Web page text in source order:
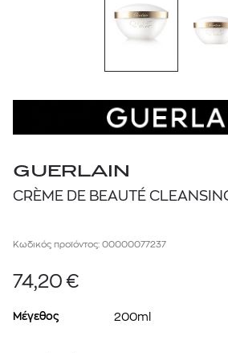
GUERLAIN
CRÈME DE BEAUTÉ
Κωδικός προϊόντος: 00000077237
74,20 €
Μέγεθος 200ml